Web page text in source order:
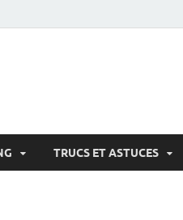
TRUCS ET ASTUCES